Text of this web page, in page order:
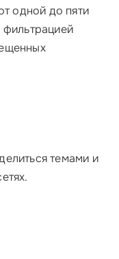
одной до пяти
темами и